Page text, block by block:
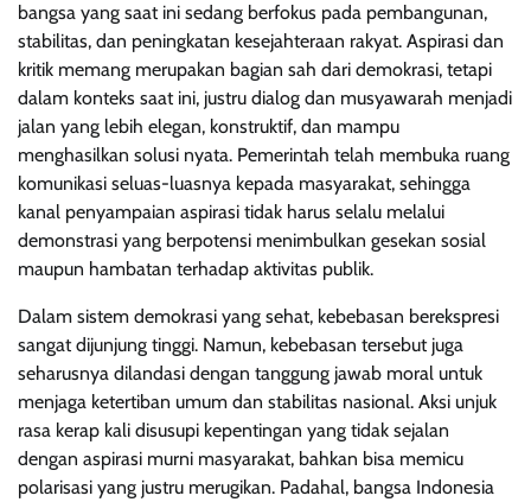
bangsa yang saat ini sedang berfokus pada pembangunan,
stabilitas, dan peningkatan kesejahteraan rakyat. Aspirasi dan
kritik memang merupakan bagian sah dari demokrasi, tetapi
dalam konteks saat ini, justru dialog dan musyawarah menjadi
jalan yang lebih elegan, konstruktif, dan mampu
menghasilkan solusi nyata. Pemerintah telah membuka ruang
komunikasi seluas-luasnya kepada masyarakat, sehingga
kanal penyampaian aspirasi tidak harus selalu melalui
demonstrasi yang berpotensi menimbulkan gesekan sosial
maupun hambatan terhadap aktivitas publik.
Dalam sistem demokrasi yang sehat, kebebasan berekspresi
sangat dijunjung tinggi. Namun, kebebasan tersebut juga
seharusnya dilandasi dengan tanggung jawab moral untuk
menjaga ketertiban umum dan stabilitas nasional. Aksi unjuk
rasa kerap kali disusupi kepentingan yang tidak sejalan
dengan aspirasi murni masyarakat, bahkan bisa memicu
polarisasi yang justru merugikan. Padahal, bangsa Indonesia